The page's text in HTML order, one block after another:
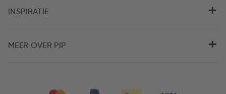
INSPIRATIE
MEER OVER PIP